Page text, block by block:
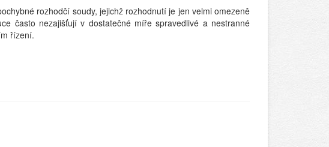
rozhodčí soudy, jejichž rozhodnutí je jen velmi omezeně
často nezajišťují v dostatečné míře spravedlivé a nestranné
řízení.